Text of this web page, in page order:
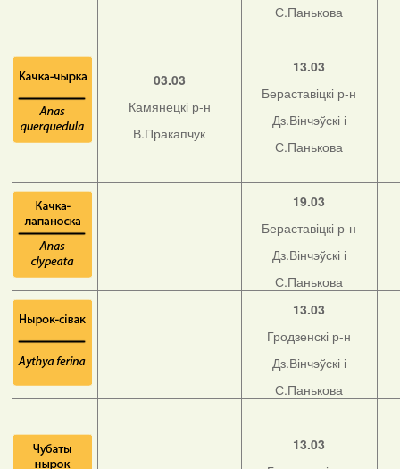
С.Панькова
03.03
Камянецкі р-н
В.Пракапчук
13.03
Бераставіцкі р-н
Дз.Вінчэўскі і
С.Панькова
19.03
Бераставіцкі р-н
Дз.Вінчэўскі і
С.Панькова
13.03
Гродзенскі р-н
Дз.Вінчэўскі і
С.Панькова
13.03